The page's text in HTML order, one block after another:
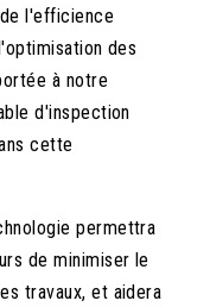
l'efficience
des
à notre
d'inspection
cette
permettra
de minimiser le
travaux, et aidera